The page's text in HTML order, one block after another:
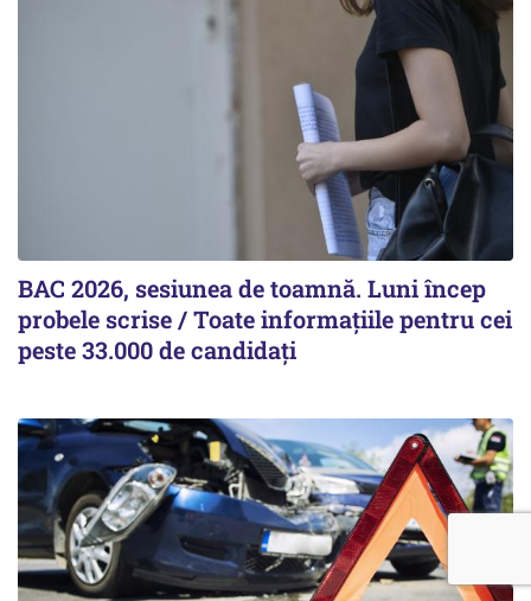
BAC 2026, sesiunea de toamnă. Luni încep
probele scrise / Toate informațiile pentru cei
peste 33.000 de candidați